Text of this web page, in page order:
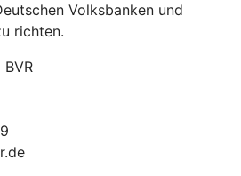
Volksbanken und
richten.